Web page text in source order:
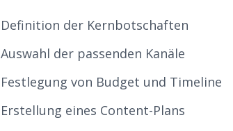
Definition der Kernbotschaften
Auswahl der passenden Kanäle
Festlegung von Budget und Timeline
Erstellung eines Content-Plans